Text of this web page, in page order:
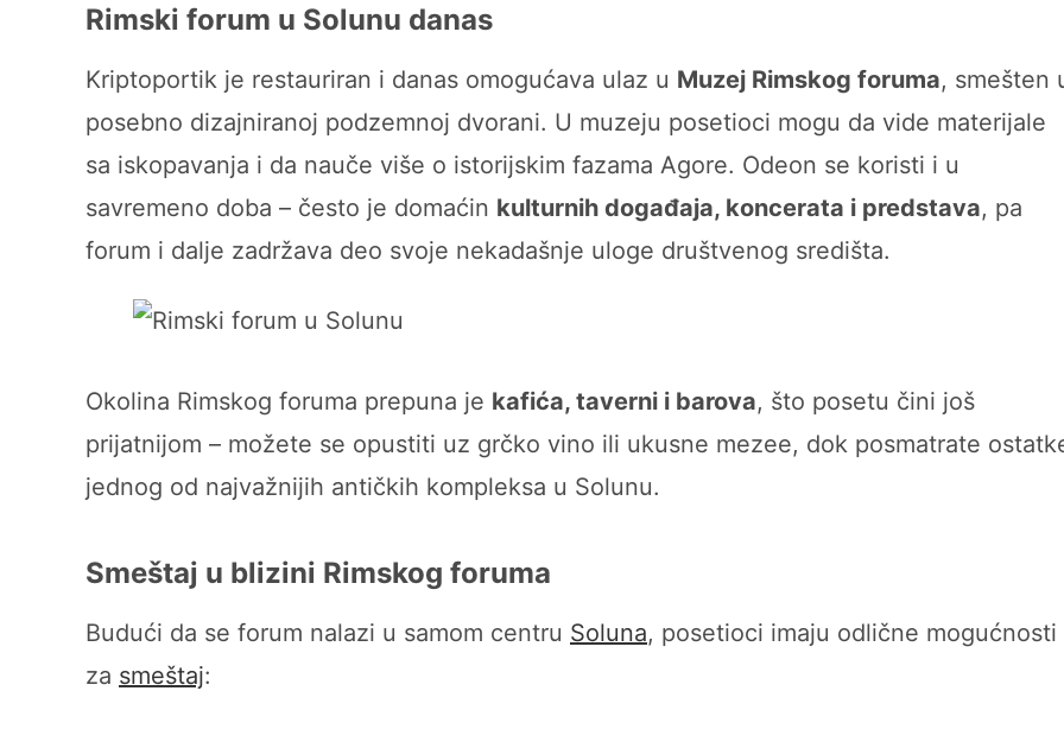
Rimski forum u Solunu danas
Kriptoportik je restauriran i danas omogućava ulaz u Muzej Rimskog foruma, smešten
posebno dizajniranoj podzemnoj dvorani. U muzeju posetioci mogu da vide materijale
sa iskopavanja i da nauče više o istorijskim fazama Agore. Odeon se koristi i u
savremeno doba – često je domaćin kulturnih događaja, koncerata i predstava, pa
forum i dalje zadržava deo svoje nekadašnje uloge društvenog središta.
Okolina Rimskog foruma prepuna je kafića, taverni i barova, što posetu čini još
prijatnijom – možete se opustiti uz grčko vino ili ukusne mezee, dok posmatrate
jednog od najvažnijih antičkih kompleksa u Solunu.
Smeštaj u blizini Rimskog foruma
Budući da se forum nalazi u samom centru Soluna, posetioci imaju odlične mogućnosti
za smeštaj: